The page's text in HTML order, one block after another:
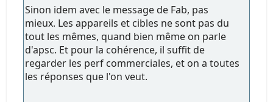
Sinon idem avec le message de Fab, pas
mieux. Les appareils et cibles ne sont pas du
tout les mêmes, quand bien même on parle
d'apsc. Et pour la cohérence, il suffit de
regarder les perf commerciales, et on a toutes
les réponses que l'on veut.